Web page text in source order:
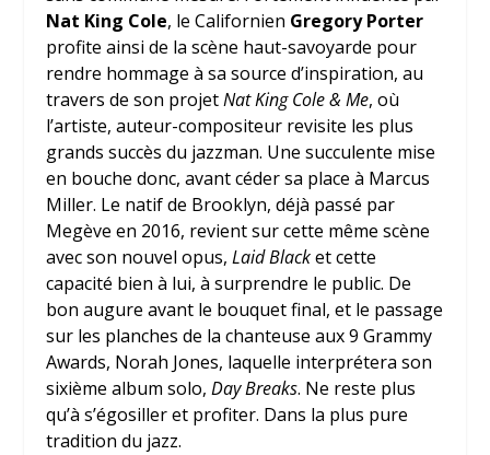
Nat King Cole, le Californien Gregory Porter
profite ainsi de la scène haut-savoyarde pour
rendre hommage à sa source d’inspiration, au
travers de son projetNat King Cole & Me, où
l’artiste, auteur-compositeur revisite les plus
grands succès du jazzman. Une succulente mise
en bouche donc, avant céder sa place à Marcus
Miller. Le natif de Brooklyn, déjà passé par
Megève en 2016, revient sur cette même scène
avec son nouvel opus,Laid Blacket cette
capacité bien à lui, à surprendre le public. De
bon augure avant le bouquet final, et le passage
sur les planches de la chanteuse aux 9 Grammy
Awards, Norah Jones, laquelle interprétera son
sixième album solo,Day Breaks. Ne reste plus
qu’à s’égosiller et profiter. Dans la plus pure
tradition du jazz.